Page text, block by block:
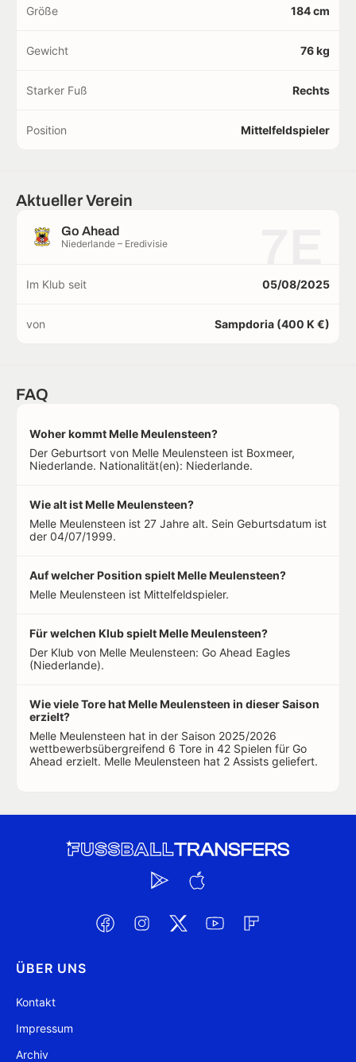
Größe 184 cm
Gewicht 76 kg
Starker Fuß Rechts
Position Mittelfeldspieler
Aktueller Verein
Go Ahead
Niederlande – Eredivisie
Im Klub seit 05/08/2025
von Sampdoria (400 K €)
FAQ
Woher kommt Melle Meulensteen?
Der Geburtsort von Melle Meulensteen ist Boxmeer,
Niederlande. Nationalität(en): Niederlande.
Wie alt ist Melle Meulensteen?
Melle Meulensteen ist 27 Jahre alt. Sein Geburtsdatum ist
der 04/07/1999.
Auf welcher Position spielt Melle Meulensteen?
Melle Meulensteen ist Mittelfeldspieler.
Für welchen Klub spielt Melle Meulensteen?
Der Klub von Melle Meulensteen: Go Ahead Eagles
(Niederlande).
Wie viele Tore hat Melle Meulensteen in dieser Saison
erzielt?
Melle Meulensteen hat in der Saison 2025/2026
wettbewerbsübergreifend 6 Tore in 42 Spielen für Go
Ahead erzielt. Melle Meulensteen hat 2 Assists geliefert.
ÜBER UNS
Kontakt
Impressum
Archiv